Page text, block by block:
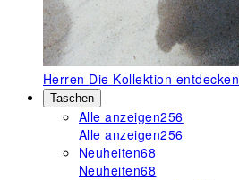
Herren Die Kollektion entdecken
Taschen
Alle anzeigen256
Alle anzeigen256
Neuheiten68
Neuheiten68